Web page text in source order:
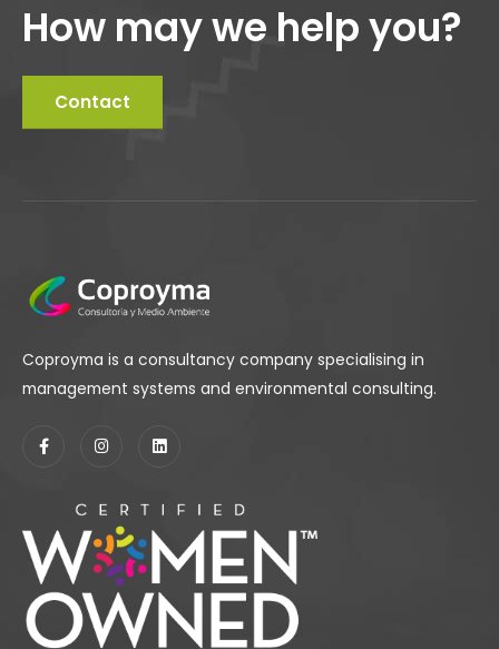
How may we help you?
Contact
Coproyma is a consultancy company specialising in
management systems and environmental consulting.